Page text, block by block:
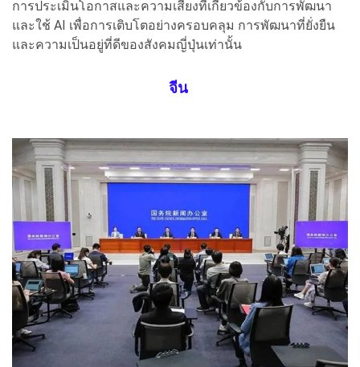
การประเมินโอกาสและความเสี่ยงที่เกี่ยวข้องกับการพัฒนา
และใช้ AI เพื่อการเติบโตอย่างครอบคลุม การพัฒนาที่ยั่งยืน
และความเป็นอยู่ที่ดีของสังคมญี่ปุ่นเท่านั้น
จีน